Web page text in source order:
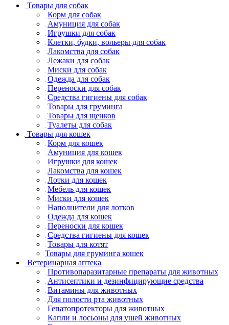
Товары для собак
Корм для собак
Амуниция для собак
Игрушки для собак
Клетки, будки, вольеры для собак
Лакомства для собак
Лежаки для собак
Миски для собак
Одежда для собак
Переноски для собак
Средства гигиены для собак
Товары для груминга
Товары для щенков
Туалеты для собак
Товары для кошек
Корм для кошек
Амуниция для кошек
Игрушки для кошек
Лакомства для кошек
Лотки для кошек
Мебель для кошек
Миски для кошек
Наполнители для лотков
Одежда для кошек
Переноски для кошек
Средства гигиены для кошек
Товары для котят
Товары для груминга кошек
Ветеринарная аптека
Противопаразитарные препараты для животных
Антисептики и дезинфицирующие средства
Витамины для животных
Для полости рта животных
Гепатопротекторы для животных
Капли и лосьоны для ушей животных